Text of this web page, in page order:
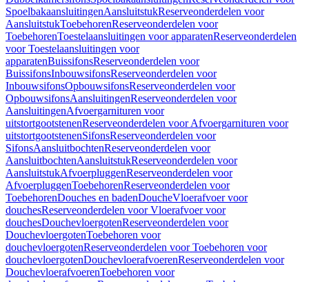
SpoelbakaansluitingenAansluitstukReserveonderdelen voor
AansluitstukToebehorenReserveonderdelen voor
ToebehorenToestelaansluitingen voor apparatenReserveonderdelen
voor Toestelaansluitingen voor
apparatenBuissifonsReserveonderdelen voor
BuissifonsInbouwsifonsReserveonderdelen voor
InbouwsifonsOpbouwsifonsReserveonderdelen voor
OpbouwsifonsAansluitingenReserveonderdelen voor
AansluitingenAfvoergarnituren voor
uitstortgootstenenReserveonderdelen voor Afvoergarnituren voor
uitstortgootstenenSifonsReserveonderdelen voor
SifonsAansluitbochtenReserveonderdelen voor
AansluitbochtenAansluitstukReserveonderdelen voor
AansluitstukAfvoerpluggenReserveonderdelen voor
AfvoerpluggenToebehorenReserveonderdelen voor
ToebehorenDouches en badenDoucheVloerafvoer voor
douchesReserveonderdelen voor Vloerafvoer voor
douchesDouchevloergotenReserveonderdelen voor
DouchevloergotenToebehoren voor
douchevloergotenReserveonderdelen voor Toebehoren voor
douchevloergotenDouchevloerafvoerenReserveonderdelen voor
DouchevloerafvoerenToebehoren voor